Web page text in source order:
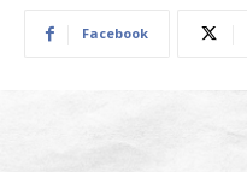
Facebook